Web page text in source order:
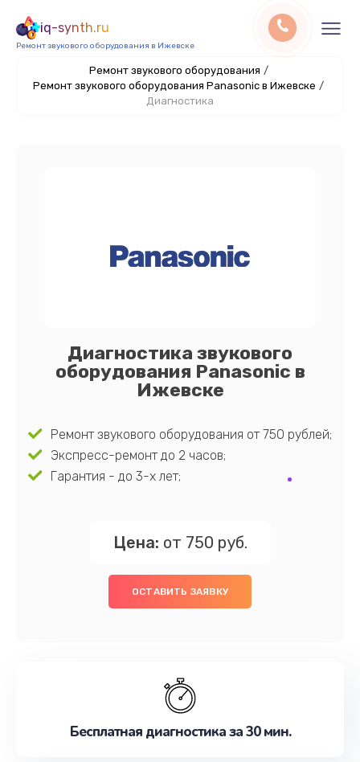
iq-synth.ru
Ремонт звукового оборудования в Ижевске
Ремонт звукового оборудования /
Ремонт звукового оборудования Panasonic в Ижевске /
Диагностика
Диагностика звукового
оборудования Panasonic в
Ижевске
Ремонт звукового оборудования от 750 рублей;
Экспресс-ремонт до 2 часов;
Гарантия - до 3-х лет;
Цена: от 750 руб.
ОСТАВИТЬ ЗАЯВКУ
Бесплатная диагностика за 30 мин.